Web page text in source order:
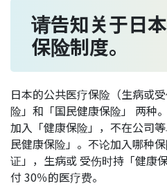
请告知关于日
保险制度。
日本的公共医疗保险（生病或
险」和「国民健康保险」 两种
加入「健康保险」，不在公司
民健康保险」。不论加入哪种
证」，生病或 受伤时持「健康
付 30％的医疗费。